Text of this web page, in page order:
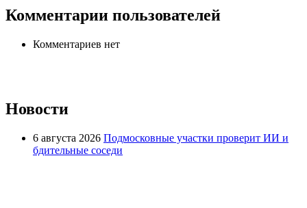
Комментарии пользователей
Комментариев нет
Новости
6 августа 2026 Подмосковные участки проверит ИИ и
бдительные соседи